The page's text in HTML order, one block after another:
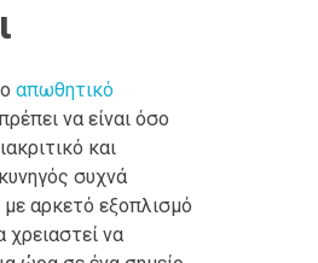
απωθητικό
να είναι όσο
και
συχνά
με αρκετό εξοπλισμό
χρειαστεί να